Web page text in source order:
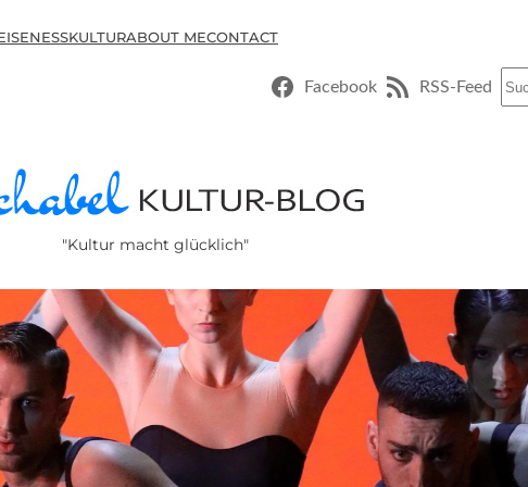
ESSKULTURABOUT MECONTACT
Facebook RSS-Feed
"Kultur macht glücklich"